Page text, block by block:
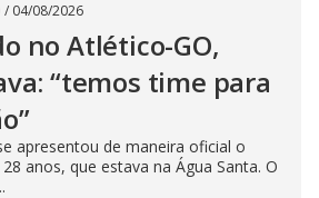
/ 04/08/2026
no Atlético-GO,
“temos time para
apresentou de maneira oficial o
anos, que estava na Água Santa. O